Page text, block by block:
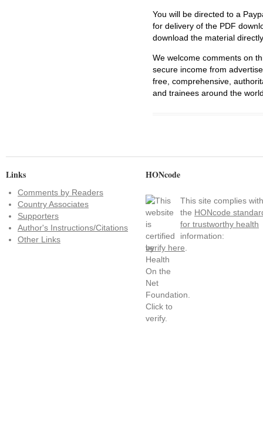
You will be directed to a
for delivery of the PDF
download the material
We welcome comments on
secure income from
free, comprehensive,
and trainees around the
Links
Comments by Readers
Country Associates
Supporters
Author's Instructions/Citations
Other Links
HONcode
This site complies with
the HONcode
for trustworthy health
information:
verify here